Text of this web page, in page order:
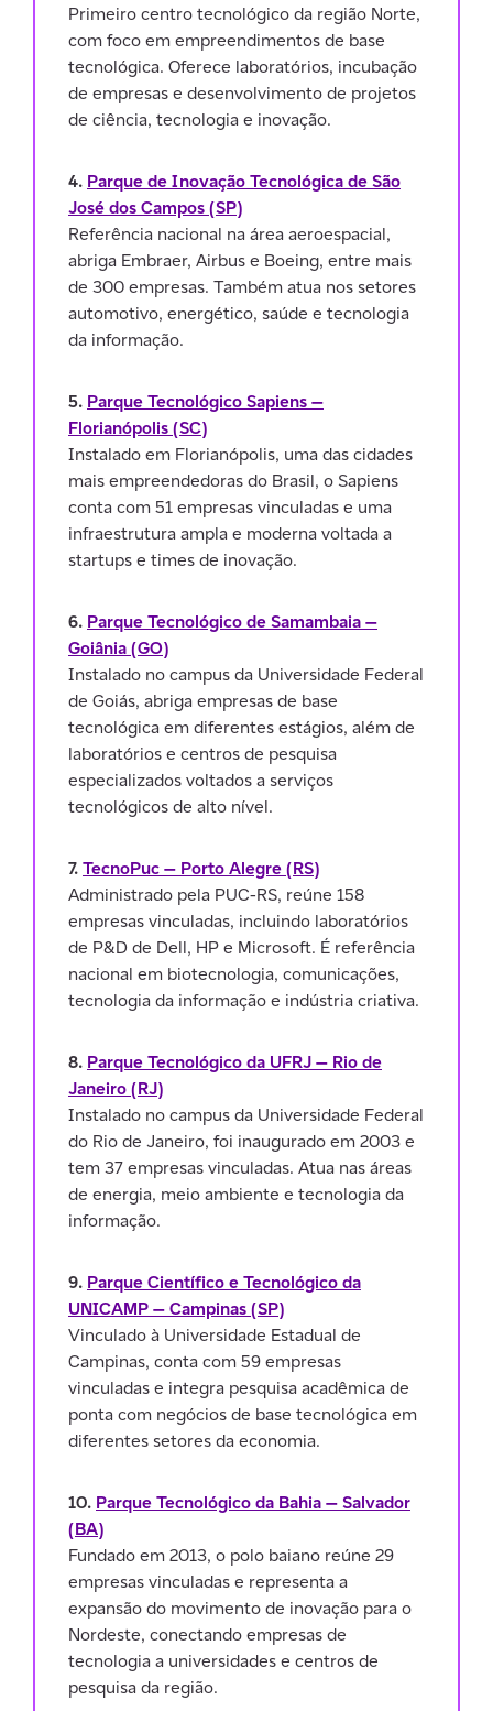
Primeiro centro tecnológico da região Norte,
com foco em empreendimentos de base
tecnológica. Oferece laboratórios, incubação
de empresas e desenvolvimento de projetos
de ciência, tecnologia e inovação.
4. Parque de Inovação Tecnológica de São
José dos Campos (SP)
Referência nacional na área aeroespacial,
abriga Embraer, Airbus e Boeing, entre mais
de 300 empresas. Também atua nos setores
automotivo, energético, saúde e tecnologia
da informação.
5. Parque Tecnológico Sapiens —
Florianópolis (SC)
Instalado em Florianópolis, uma das cidades
mais empreendedoras do Brasil, o Sapiens
conta com 51 empresas vinculadas e uma
infraestrutura ampla e moderna voltada a
startups e times de inovação.
6. Parque Tecnológico de Samambaia —
Goiânia (GO)
Instalado no campus da Universidade Federal
de Goiás, abriga empresas de base
tecnológica em diferentes estágios, além de
laboratórios e centros de pesquisa
especializados voltados a serviços
tecnológicos de alto nível.
7.TecnoPuc — Porto Alegre (RS)
Administrado pela PUC-RS, reúne 158
empresas vinculadas, incluindo laboratórios
de P&D de Dell, HP e Microsoft. É referência
nacional em biotecnologia, comunicações,
tecnologia da informação e indústria criativa.
8. Parque Tecnológico da UFRJ — Rio de
Janeiro (RJ)
Instalado no campus da Universidade Federal
do Rio de Janeiro, foi inaugurado em 2003 e
tem 37 empresas vinculadas. Atua nas áreas
de energia, meio ambiente e tecnologia da
informação.
9. Parque Científico e Tecnológico da
UNICAMP — Campinas (SP)
Vinculado à Universidade Estadual de
Campinas, conta com 59 empresas
vinculadas e integra pesquisa acadêmica de
ponta com negócios de base tecnológica em
diferentes setores da economia.
10. Parque Tecnológico da Bahia — Salvador
(BA)
Fundado em 2013, o polo baiano reúne 29
empresas vinculadas e representa a
expansão do movimento de inovação para o
Nordeste, conectando empresas de
tecnologia a universidades e centros de
pesquisa da região.